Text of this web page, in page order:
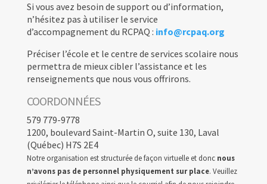
Si vous avez besoin de support ou d’information,
n’hésitez pas à utiliser le service
d’accompagnement du RCPAQ : info@rcpaq.org
Préciser l’école et le centre de services scolaire nous
permettra de mieux cibler l’assistance et les
renseignements que nous vous offrirons.
COORDONNÉES
579 779-9778
1200, boulevard Saint-Martin O, suite 130, Laval
(Québec) H7S 2E4
Notre organisation est structurée de façon virtuelle et donc nous
n’avons pas de personnel physiquement sur place. Veuillez